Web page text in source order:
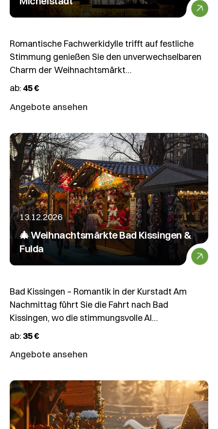
Romantische Fachwerkidylle trifft auf festliche
Stimmung genießen Sie den unverwechselbaren
Charm der Weihnachtsmärkt…
ab: 45 €
Angebote ansehen
13.12.2026
🎄 Weihnachtsmärkte Bad Kissingen &
Fulda
Bad Kissingen – Romantik in der Kurstadt Am
Nachmittag führt Sie die Fahrt nach Bad
Kissingen, wo die stimmungsvolle Al…
ab:35 €
Angebote ansehen